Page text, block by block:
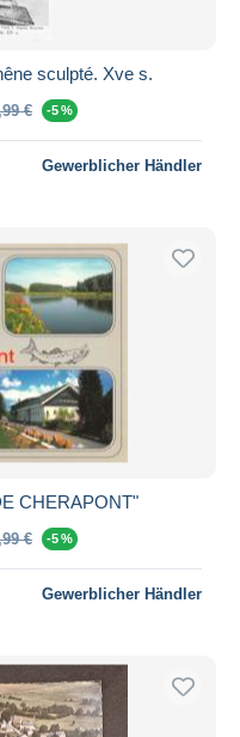
sculpté. Xve s.
€ -5 %
Gewerblicher Händler
CHERAPONT"
€ -5 %
Gewerblicher Händler